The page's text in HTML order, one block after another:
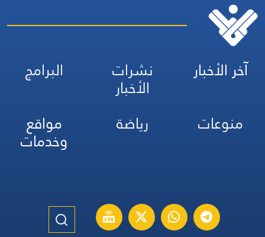
آخر الأخبار نشرات
الأخبار
البرامج
منوعات
رياضة مواقع
وخدمات